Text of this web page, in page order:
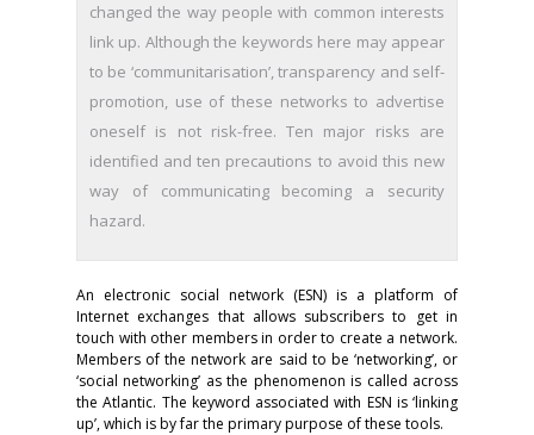
changed the way people with common interests
link up. Although the keywords here may appear
to be ‘communitarisation’, transparency and self-
promotion, use of these networks to advertise
oneself is not risk-free. Ten major risks are
identified and ten precautions to avoid this new
way of communicating becoming a security
hazard.
An electronic social network (ESN) is a platform of
Internet exchanges that allows subscribers to get in
touch with other members in order to create a network.
Members of the network are said to be ‘networking’, or
‘social networking’ as the phenomenon is called across
the Atlantic. The keyword associated with ESN is ‘linking
up’, which is by far the primary purpose of these tools.